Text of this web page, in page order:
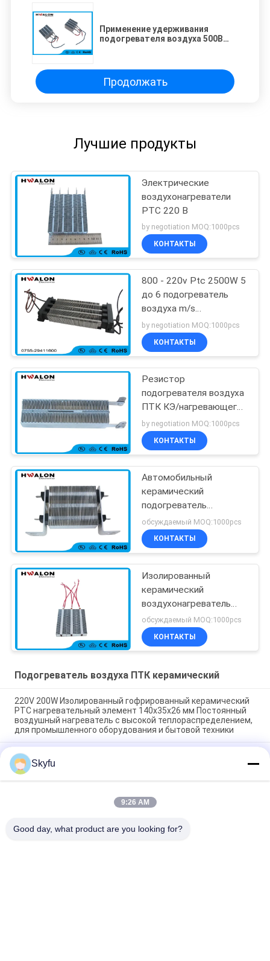
Применение удерживания
подогревателя воздуха 500В
энергосберегающее
термальное
Продолжать
Лучшие продукты
Электрические
воздухонагреватели
PTC 220 В
by negotiation MOQ:1000pcs
КОНТАКТЫ
800 - 220v Ptc 2500W 5
до 6 подогреватель
воздуха m/s
керамический для
автоматического
кондиционера
by negotiation MOQ:1000pcs
КОНТАКТЫ
Резистор
подогревателя воздуха
ПТК КЭ/нагревающего
элемента для
термостата топления
пола
by negotiation MOQ:1000pcs
КОНТАКТЫ
Автомобильный
керамический
подогреватель
резистора,
электронагреватель
ПТК
воздуха автомобиля
обсуждаемый MOQ:1000pcs
КОНТАКТЫ
Изолированный
керамический
воздухонагреватель
PTC
обсуждаемый MOQ:1000pcs
КОНТАКТЫ
Подогреватель воздуха ПТК керамический
220V 200W Изолированный гофрированный керамический
PTC нагревательный элемент 140x35x26 мм Постоянный
воздушный нагреватель с высокой теплораспределением,
для промышленного оборудования и бытовой техники
Комната Энергосбережение PTC Автомобиль воздушный
вентилятор нагреватель постоянная температура нагрев
воздушный нагреватель элемент безопасный дом
48V 200w 75x76x26mm ptc керамический воздушный
вентилятор нагреватель нагреватель для систем
Skyfu
9:26 AM
Good day, what product are you looking for?